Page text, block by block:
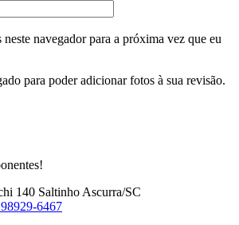
neste navegador para a próxima vez que eu
para poder adicionar fotos à sua revisão.
140 Saltinho Ascurra/SC
6467